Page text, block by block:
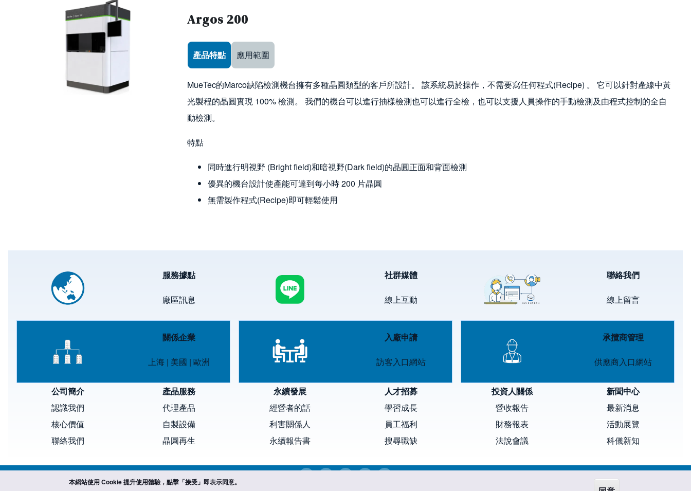
Argos 200
Use the arrow keys to navigate between tabs
產品特點 應用範圍
MueTec的Marco缺陷檢測機台擁有多種晶圓類型的客戶所設計。 該系統易於操作，不需要寫任何程式(Recipe) 。 它可以針對產線中黃
光製程的晶圓實現 100% 檢測。 我們的機台可以進行抽樣檢測也可以進行全檢，也可以支援人員操作的手動檢測及由程式控制的全自
動檢測。
特點
同時進行明視野 (Bright field)和暗視野(Dark field)的晶圓正面和背面檢測
優異的機台設計使產能可達到每小時 200 片晶圓
無需製作程式(Recipe)即可輕鬆使用
服務據點
廠區訊息
社群媒體
線上互動
聯絡我們
線上留言
關係企業
上海| 美國 | 歐洲
入廠申請
訪客入口網站
承攬商管理
供應商入口網站
公司簡介
認識我們
核心價值
聯絡我們
產品服務
代理產品
自製設備
晶圓再生
永續發展
經營者的話
利害關係人
永續報告書
人才招募
學習成長
員工福利
搜尋職缺
投資人關係
營收報告
財務報表
法說會議
新聞中心
最新消息
活動展覽
科儀新知
本網站使用 Cookie 提升使用體驗，點擊「接受」即表示同意。